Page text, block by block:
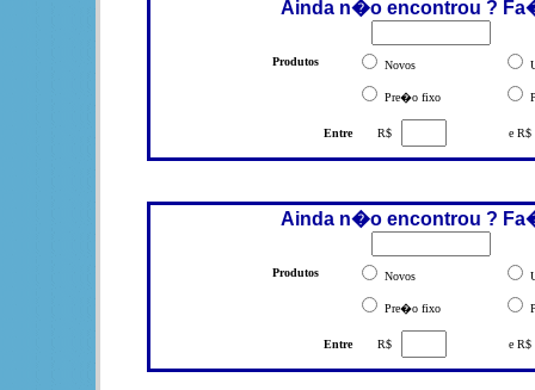
Ainda n�o encontrou ?
Produtos Novos
Pre�o fixo
Entre R$ e R$
Ainda n�o encontrou ?
Produtos Novos
Pre�o fixo
Entre R$ e R$